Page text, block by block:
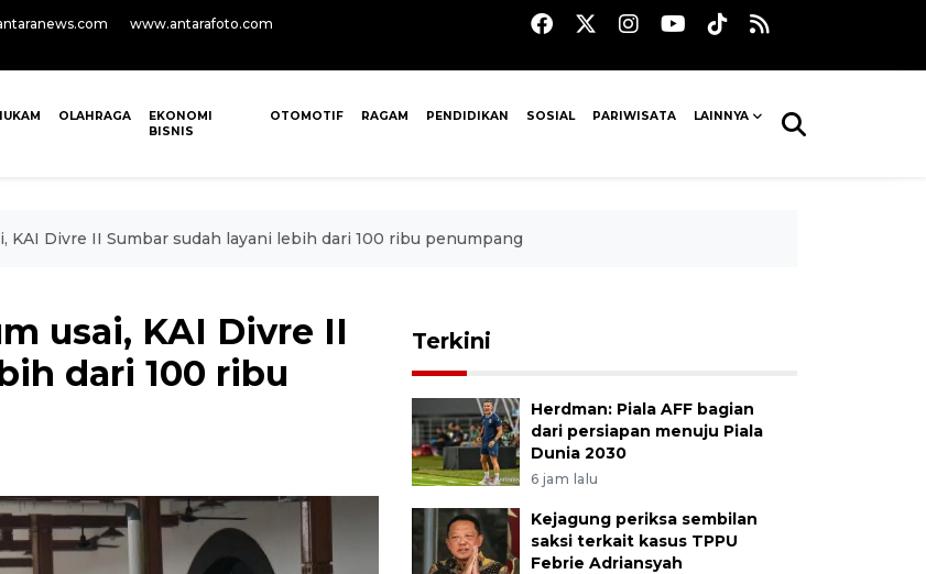
www.antarafoto.com
OLAHRAGA
EKONOMI
BISNIS
OTOMOTIF RAGAM PENDIDIKAN SOSIAL PARIWISATA LAINNYA
KAI Divre II Sumbar sudah layani lebih dari 100 ribu penumpang
usai, KAI Divre II
dari 100 ribu
Terkini
Herdman: Piala AFF bagian
dari persiapan menuju Piala
Dunia 2030
6 jam lalu
Kejagung periksa sembilan
saksi terkait kasus TPPU
Febrie Adriansyah